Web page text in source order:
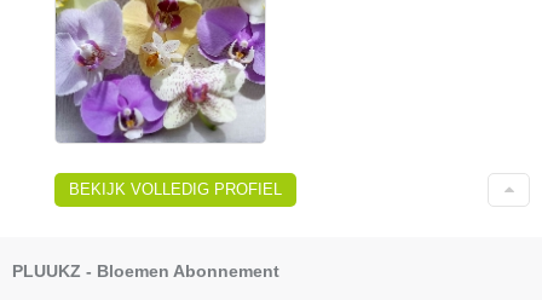
BEKIJK VOLLEDIG PROFIEL
PLUUKZ - Bloemen Abonnement